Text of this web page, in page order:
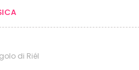
di Riél